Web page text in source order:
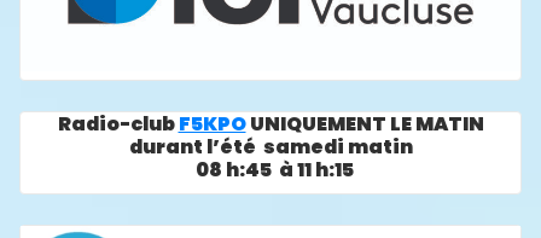
Radio-clubF5KPOUNIQUEMENT LE MATIN
durant l’été samedi matin
08 h:45 à 11 h:15